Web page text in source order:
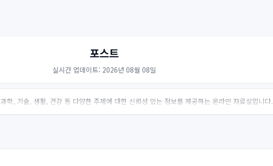
포스트
실시간 업데이트: 2026년 08월 08일
학, 기술, 생활, 건강 등 다양한 주제에 대한 신뢰성 있는 정보를 제공하는 온라인 자료실입니다.